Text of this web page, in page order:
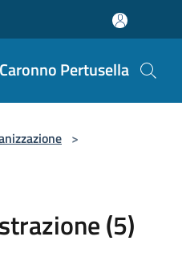
Pertusella
>
(5)